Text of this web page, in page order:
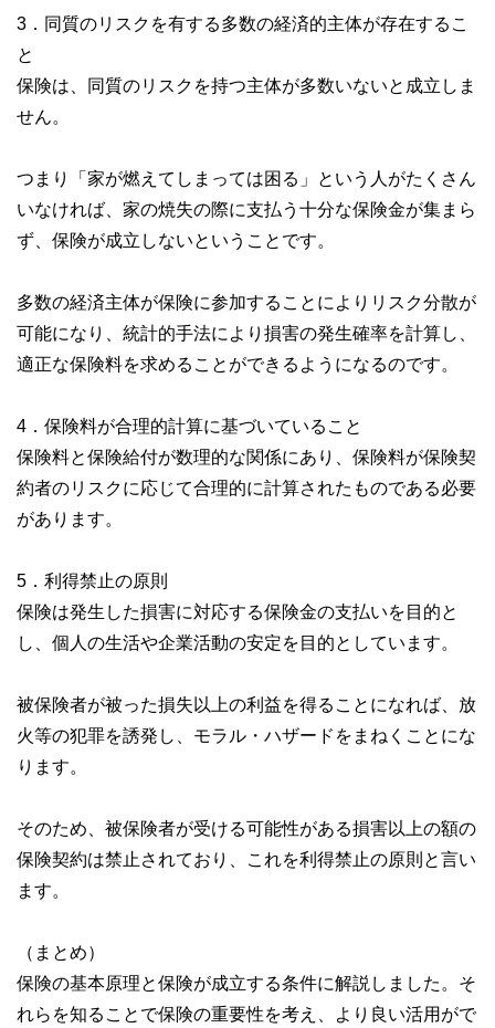
3．同質のリスクを有する多数の経済的主体が存在するこ
と
保険は、同質のリスクを持つ主体が多数いないと成立しま
せん。
つまり「家が燃えてしまっては困る」という人がたくさん
いなければ、家の焼失の際に支払う十分な保険金が集まら
ず、保険が成立しないということです。
多数の経済主体が保険に参加することによりリスク分散が
可能になり、統計的手法により損害の発生確率を計算し、
適正な保険料を求めることができるようになるのです。
4．保険料が合理的計算に基づいていること
保険料と保険給付が数理的な関係にあり、保険料が保険契
約者のリスクに応じて合理的に計算されたものである必要
があります。
5．利得禁止の原則
保険は発生した損害に対応する保険金の支払いを目的と
し、個人の生活や企業活動の安定を目的としています。
被保険者が被った損失以上の利益を得ることになれば、放
火等の犯罪を誘発し、モラル・ハザードをまねくことにな
ります。
そのため、被保険者が受ける可能性がある損害以上の額の
保険契約は禁止されており、これを利得禁止の原則と言い
ます。
（まとめ）
保険の基本原理と保険が成立する条件に解説しました。そ
れらを知ることで保険の重要性を考え、より良い活用がで